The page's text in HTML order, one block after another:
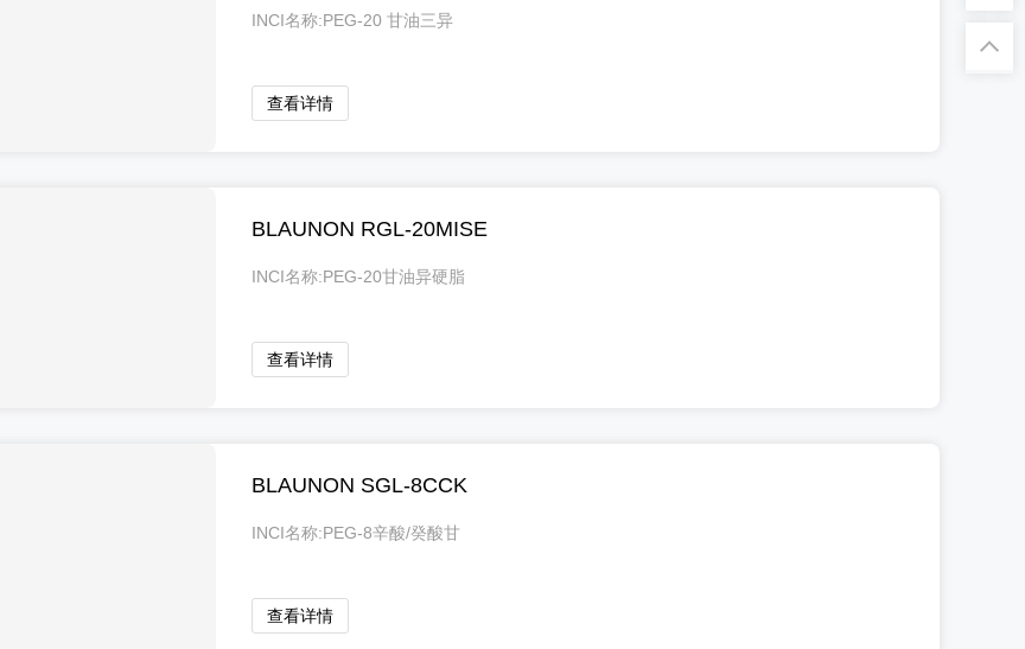
INCI名称:PEG-20 甘油三异
查看详情
BLAUNON RGL-20MISE
INCI名称:PEG-20甘油异硬脂
查看详情
BLAUNON SGL-8CCK
INCI名称:PEG-8辛酸/癸酸甘
查看详情